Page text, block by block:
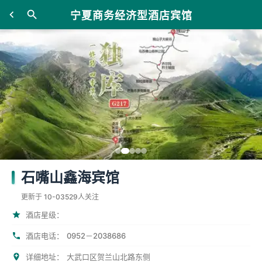
宁夏商务经济型酒店宾馆
石嘴山鑫海宾馆
更新于 10-03529人关注
酒店星级：
酒店电话： 0952－2038686
详细地址： 大武口区贺兰山北路东侧